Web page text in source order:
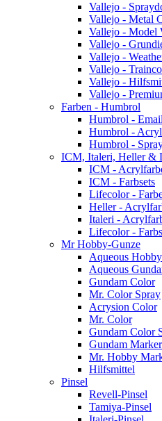
Vallejo -
Vallejo - Metal
Vallejo - Model
Vallejo -
Vallejo -
Vallejo -
Vallejo -
Vallejo -
Farben - Humbrol
Humbrol - Email
Humbrol - Acryl
Humbrol -
ICM, Italeri, Heller &
ICM -
ICM - Farbsets
Lifecolor -
Heller -
Italeri -
Lifecolor -
Mr Hobby-Gunze
Aqueous
Aqueous
Gundam Color
Mr. Color Spray
Acrysion Color
Mr. Color
Gundam Color
Gundam Marker
Mr. Hobby
Hilfsmittel
Pinsel
Revell-Pinsel
Tamiya-Pinsel